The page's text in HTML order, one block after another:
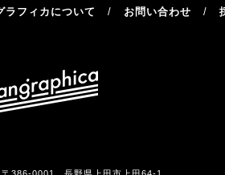
ラフィカについて お問い合わせ
〒386-0001 長野県上田市上田64-1